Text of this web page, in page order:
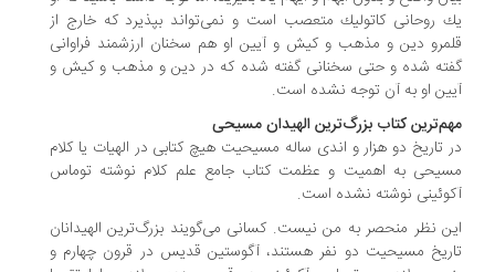
روحانی كاتولیك متعصب است و نمی‌تواند بپذیرد كه خارج از
دین و مذهب و كیش و آیین او هم سخنان ارزشمند فراوانی
شده و حتی سخنانی گفته شده كه در دین و مذهب و كیش و
او به آن توجه نشده است.
كتاب بزرگ‌ترین الهیدان مسیحی
تاریخ دو هزار و اندی ساله مسیحیت هیچ كتابی در الهیات یا كلام
به اهمیت و عظمت كتاب جامع علم كلام نوشته توماس
نوشته نشده است.
نظر منحصر به من نیست. كسانی می‌گویند بزرگ‌ترین الهیدانان
مسیحیت دو نفر هستند، آگوستین قدیس در قرون چهارم و